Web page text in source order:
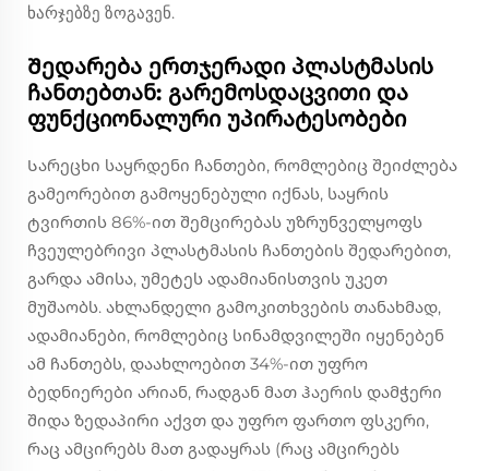
ხარჯებზე ზოგავენ.
Შედარება ერთჯერადი პლასტმასის
ჩანთებთან: გარემოსდაცვითი და
ფუნქციონალური უპირატესობები
Სარეცხი საყრდენი ჩანთები, რომლებიც შეიძლება
გამეორებით გამოყენებული იქნას, საყრის
ტვირთის 86%-ით შემცირებას უზრუნველყოფს
ჩვეულებრივი პლასტმასის ჩანთების შედარებით,
გარდა ამისა, უმეტეს ადამიანისთვის უკეთ
მუშაობს. ახლანდელი გამოკითხვების თანახმად,
ადამიანები, რომლებიც სინამდვილეში იყენებენ
ამ ჩანთებს, დაახლოებით 34%-ით უფრო
ბედნიერები არიან, რადგან მათ ჰაერის დამჭერი
შიდა ზედაპირი აქვთ და უფრო ფართო ფსკერი,
რაც ამცირებს მათ გადაყრას (რაც ამცირებს